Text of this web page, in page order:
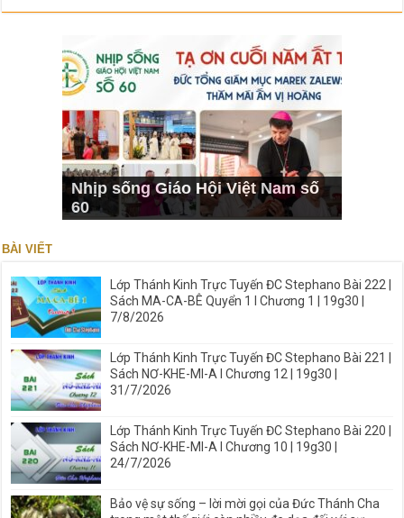
Nhịp sống Giáo Hội Việt Nam số
60
BÀI VIẾT
Lớp Thánh Kinh Trực Tuyến ĐC Stephano Bài 222 |
Sách MA-CA-BÊ Quyển 1 I Chương 1 | 19g30 |
7/8/2026
Lớp Thánh Kinh Trực Tuyến ĐC Stephano Bài 221 |
Sách NƠ-KHE-MI-A I Chương 12 | 19g30 |
31/7/2026
Lớp Thánh Kinh Trực Tuyến ĐC Stephano Bài 220 |
Sách NƠ-KHE-MI-A I Chương 10 | 19g30 |
24/7/2026
Bảo vệ sự sống – lời mời gọi của Đức Thánh Cha